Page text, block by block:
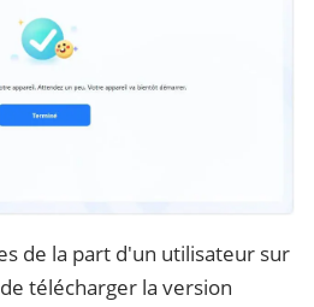
de la part d'un utilisateur sur
télécharger la version